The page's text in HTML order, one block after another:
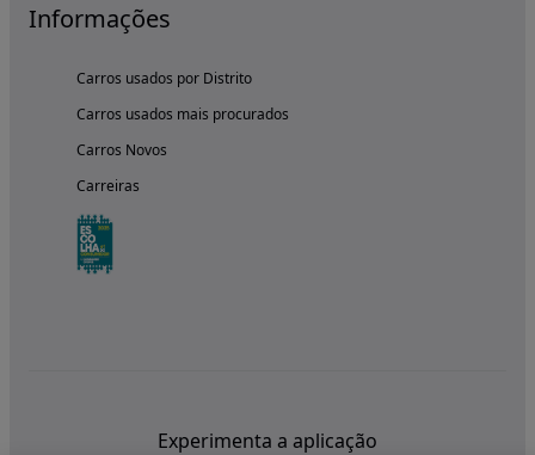
Informações
Carros usados por Distrito
Carros usados mais procurados
Carros Novos
Carreiras
Experimenta a aplicação